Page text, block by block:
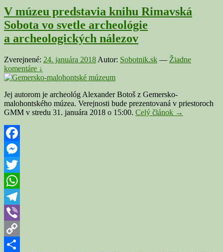
V múzeu predstavia knihu Rimavská
Sobota vo svetle archeológie
a archeologických nálezov
Zverejnené: 24. januára 2018 Autor: Sobotnik.sk — Žiadne
komentáre ↓
Jej autorom je archeológ Alexander Botoš z Gemersko-
malohontského múzea. Verejnosti bude prezentovaná v priestoroch
GMM v stredu 31. januára 2018 o 15:00. Celý článok V
→
Facebook
Messenger
Twitter
WhatsApp
Telegram
Viber
Copy